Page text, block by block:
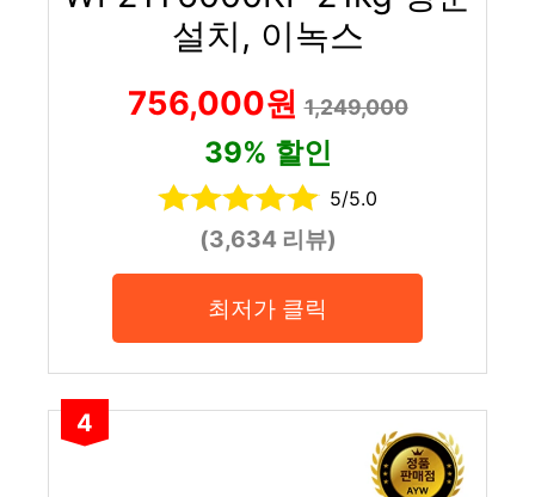
설치, 이녹스
756,000원1,249,000
39% 할인
5/5.0
(3,634 리뷰)
최저가 클릭
4